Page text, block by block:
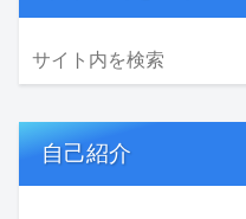
自己紹介